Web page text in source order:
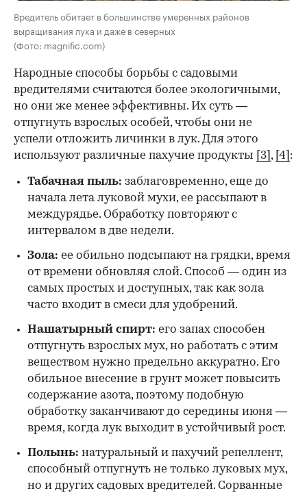
Вредитель обитает в большинстве умеренных районов
выращивания лука и даже в северных
(Фото: magnific.com)
Народные способы борьбы с садовыми
вредителями считаются более экологичными,
но они же менее эффективны. Их суть —
отпугнуть взрослых особей, чтобы они не
успели отложить личинки в лук. Для этого
используют различные пахучие продукты
[3] , [4] :
Табачная пыль: заблаговременно, еще до
начала лета луковой мухи, ее рассыпают в
междурядье. Обработку повторяют с
интервалом в две недели.
Зола: ее обильно подсыпают на грядки, время
от времени обновляя слой. Способ — один из
самых простых и доступных, так как зола
часто входит в смеси для удобрений.
Нашатырный спирт: его запах способен
отпугнуть взрослых мух, но работать с этим
веществом нужно предельно аккуратно. Его
обильное внесение в грунт может повысить
содержание азота, поэтому подобную
обработку заканчивают до середины июня —
время, когда лук выходит в устойчивый рост.
Полынь: натуральный и пахучий репеллент,
способный отпугнуть не только луковых мух,
но и других садовых вредителей. Сорванные